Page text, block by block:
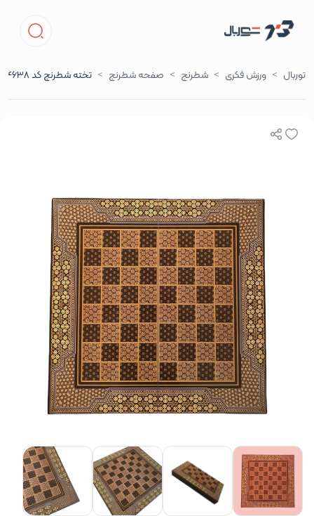
توربال ورزش فکری شطرنج صفحه شطرنج تخته شطرنج کد hk4638